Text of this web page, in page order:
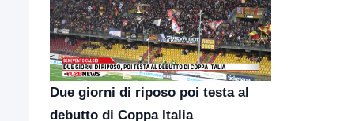
Due giorni di riposo poi testa al
debutto di Coppa Italia